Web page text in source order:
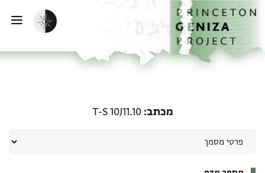
לתוכןהבית
הפעלת מצב כהה
מכתב T-S 10J11.10